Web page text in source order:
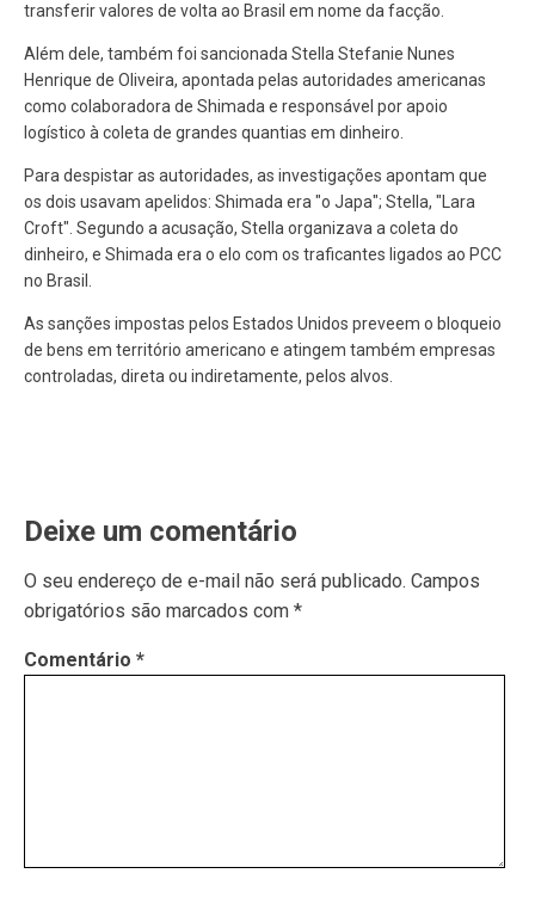
transferir valores de volta ao Brasil em nome da facção.
Além dele, também foi sancionada Stella Stefanie Nunes
Henrique de Oliveira, apontada pelas autoridades americanas
como colaboradora de Shimada e responsável por apoio
logístico à coleta de grandes quantias em dinheiro.
Para despistar as autoridades, as investigações apontam que
os dois usavam apelidos: Shimada era "o Japa"; Stella, "Lara
Croft". Segundo a acusação, Stella organizava a coleta do
dinheiro, e Shimada era o elo com os traficantes ligados ao PCC
no Brasil.
As sanções impostas pelos Estados Unidos preveem o bloqueio
de bens em território americano e atingem também empresas
controladas, direta ou indiretamente, pelos alvos.
Deixe um comentário
O seu endereço de e-mail não será publicado. Campos
obrigatórios são marcados com *
Comentário *